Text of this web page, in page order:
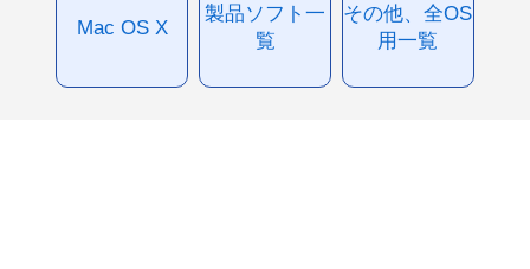
Mac OS X
製品ソフト一
覧
その他、全OS
用一覧